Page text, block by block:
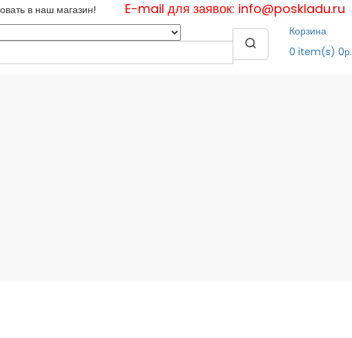
в наш магазин! E-mail для заявок: info@poskladu.ru
Корзина
0 item(s) 0р.